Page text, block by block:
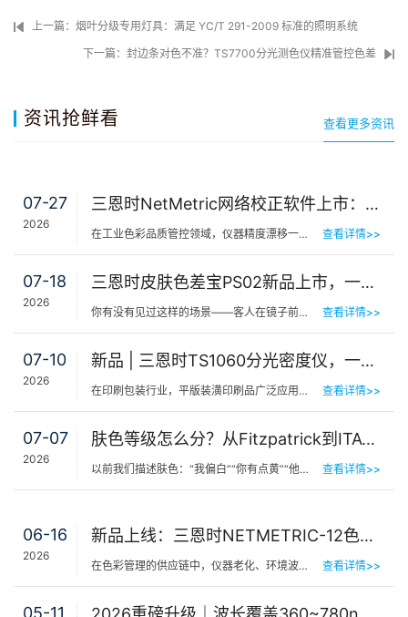
上一篇：烟叶分级专用灯具：满足 YC/T 291-2009 标准的照明系统
下一篇：封边条对色不准？TS7700分光测色仪精准管控色差
资讯抢鲜看 查看更多资讯
07-27
2026
三恩时NetMetric网络校正软件上市：告别返厂，15分钟让测色仪“恢复出厂精度”
在工业色彩品质管控领域，仪器精度漂移一直是制造企业挥之不去的隐痛。同一批货，A车间测合格、B车间测不合… 查看详情>>
07-18
2026
三恩时皮肤色差宝PS02新品上市，一键测出你的精准肤色等级
你有没有见过这样的场景——客人在镜子前端详半天，问：“我是不是白了一点？”美容师… 查看详情>>
07-10
2026
新品 | 三恩时TS1060分光密度仪，一机覆盖平版装潢印刷品色密度与色差检测
在印刷包装行业，平版装潢印刷品广泛应用于包装工艺品、日化标签、节日用品等场景，客户对同一批次产品的色… 查看详情>>
07-07
2026
肤色等级怎么分？从Fitzpatrick到ITA°，三恩时皮肤测色仪让肤色“数字化”
以前我们描述肤色：“我偏白”“你有点黄”“他挺黑”……现在… 查看详情>>
06-16
2026
新品上线：三恩时NETMETRIC-12色砖与网络校正软件，解决台间差难题
在色彩管理的供应链中，仪器老化、环境波动、台间差…… 一个环节的微小偏差，都可能导致最终… 查看详情>>
05-11